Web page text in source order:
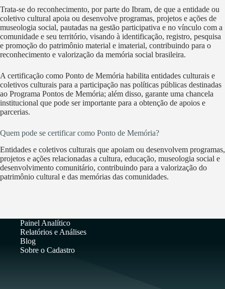
Trata-se do reconhecimento, por parte do Ibram, de que a entidade ou
coletivo cultural apoia ou desenvolve programas, projetos e ações de
museologia social, pautadas na gestão participativa e no vínculo com a
comunidade e seu território, visando à identificação, registro, pesquisa
e promoção do patrimônio material e imaterial, contribuindo para o
reconhecimento e valorização da memória social brasileira.
A certificação como Ponto de Memória habilita entidades culturais e
coletivos culturais para a participação nas políticas públicas destinadas
ao Programa Pontos de Memória; além disso, garante uma chancela
institucional que pode ser importante para a obtenção de apoios e
parcerias.
Quem pode se certificar como Ponto de Memória?
Entidades e coletivos culturais que apoiam ou desenvolvem programas,
projetos e ações relacionadas a cultura, educação, museologia social e
desenvolvimento comunitário, contribuindo para a valorização do
patrimônio cultural e das memórias das comunidades.
Painel Analítico
Relatórios e Análises
Blog
Sobre o Cadastro